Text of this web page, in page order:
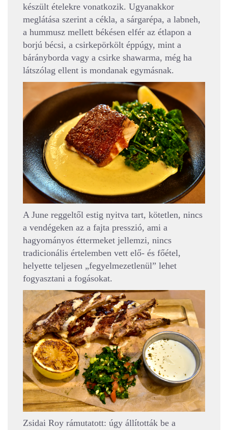
készült ételekre vonatkozik. Ugyanakkor
meglátása szerint a cékla, a sárgarépa, a labneh,
a hummusz mellett békésen elfér az étlapon a
borjú bécsi, a csirkepörkölt éppúgy, mint a
bárányborda vagy a csirke shawarma, még ha
látszólag ellent is mondanak egymásnak.
A June reggeltől estig nyitva tart, kötetlen, nincs
a vendégeken az a fajta presszió, ami a
hagyományos éttermeket jellemzi, nincs
tradicionális értelemben vett elő- és főétel,
helyette teljesen „fegyelmezetlenül” lehet
fogyasztani a fogásokat.
Zsidai Roy rámutatott: úgy állították be a